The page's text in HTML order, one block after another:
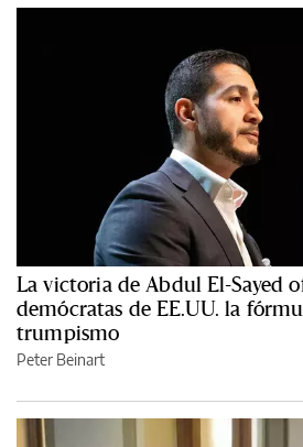
La victoria de Abdul El-Sayed
demócratas de EE.UU. la
trumpismo
Peter Beinart